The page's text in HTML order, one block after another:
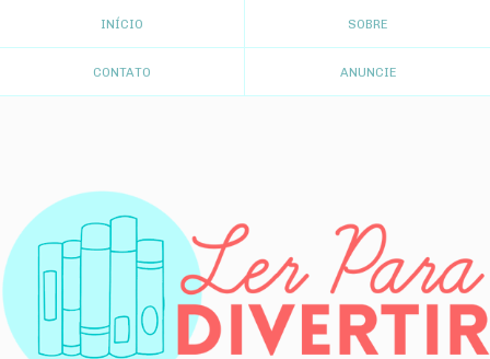
INÍCIO SOBRE
CONTATO ANUNCIE